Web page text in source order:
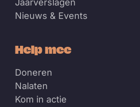
Jaarverslagen
Nieuws & Events
Help mee
Doneren
Nalaten
Kom in actie